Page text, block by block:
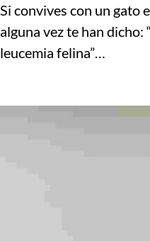
Si convives con un gato
alguna vez te han dicho:
leucemia felina”…